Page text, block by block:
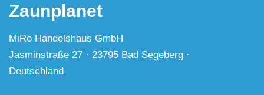
Zaunplanet
MiRo Handelshaus GmbH
Jasminstraße 27 · 23795 Bad Segeberg ·
Deutschland